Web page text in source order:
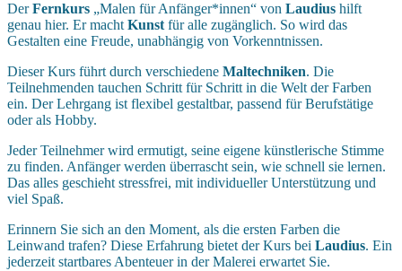
DerFernkurs „Malen für Anfänger*innen“ von Laudius hilft
genau hier. Er macht Kunst für alle zugänglich. So wird das
Gestalten eine Freude, unabhängig von Vorkenntnissen.
Dieser Kurs führt durch verschiedene Maltechniken. Die
Teilnehmenden tauchen Schritt für Schritt in die Welt der Farben
ein. Der Lehrgang ist flexibel gestaltbar, passend für Berufstätige
oder als Hobby.
Jeder Teilnehmer wird ermutigt, seine eigene künstlerische Stimme
zu finden. Anfänger werden überrascht sein, wie schnell sie lernen.
Das alles geschieht stressfrei, mit individueller Unterstützung und
viel Spaß.
Erinnern Sie sich an den Moment, als die ersten Farben die
Leinwand trafen? Diese Erfahrung bietet der Kurs bei Laudius. Ein
jederzeit startbares Abenteuer in der Malerei erwartet Sie.